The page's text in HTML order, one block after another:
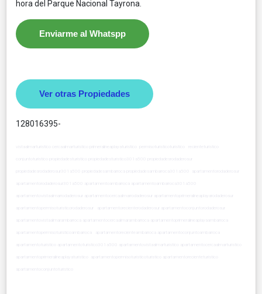
hora del Parque Nacional Tayrona.
Enviarme al Whatspp
Ver otras Propiedades
128016395-